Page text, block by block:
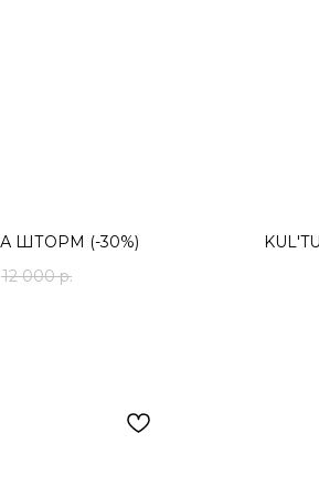
ШТОРМ (-30%)
12 000 р.